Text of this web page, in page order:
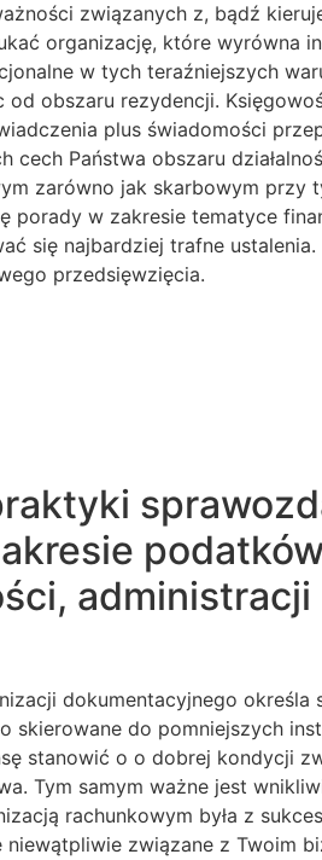
związanych z, bądź
organizację, które wyrówna
w tych teraźniejszych
obszaru rezydencji.
plus świadomości
Państwa obszaru
zarówno jak skarbowym przy
w zakresie tematyce
się najbardziej trafne
przedsięwzięcia.
administracji
dokumentacyjnego określa
skierowane do pomniejszych
stanowić o o dobrej kondycji
Tym samym ważne jest
rachunkowym była z
związane z Twoim